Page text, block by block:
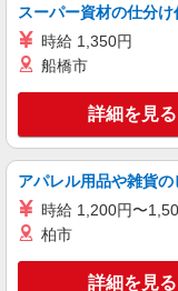
残
+
ィブ支給(
有
キープ
株式会社シエロ
ス
残
+゜
スーパー資材の仕分
時給 1,350円
船橋市
詳細を見る
アパレル用品や雑貨
時給 1,200円〜
柏市
詳細を見る